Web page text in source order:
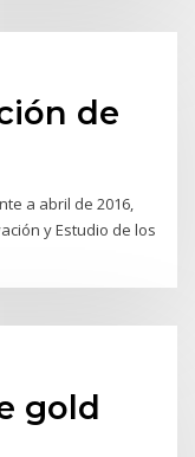
de
a abril de 2016,
y Estudio de los
gold